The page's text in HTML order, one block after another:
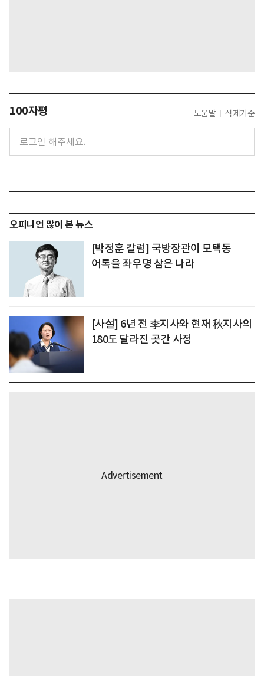
100자평 도움말 삭제기준
오피니언 많이 본 뉴스
[박정훈 칼럼] 국방장관이 모택동
어록을 좌우명 삼은 나라
[사설] 6년 전 李지사와 현재 秋지사의
180도 달라진 곳간 사정